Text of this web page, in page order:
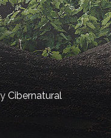
Cibernatural